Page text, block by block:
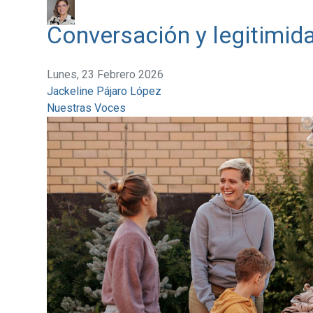
Conversación y
Lunes, 23 Febrero 2026
Jackeline Pájaro López
Nuestras Voces